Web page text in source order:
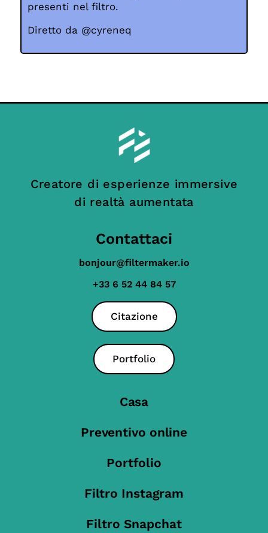
presenti nel filtro.
Diretto da @cyreneq
Creatore di esperienze immersive
di realtà aumentata
Contattaci
bonjour@filtermaker.io
+33 6 52 44 84 57
Citazione
Portfolio
Casa
Preventivo online
Portfolio
Filtro Instagram
Filtro Snapchat